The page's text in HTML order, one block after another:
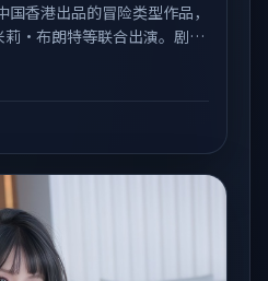
国香港出品的冒险类型作品，
莉·布朗特等联合出演。剧情
开，兼具叙事张力与视听质
、热播国产剧与院线佳片的